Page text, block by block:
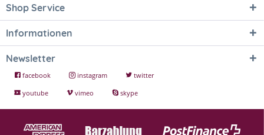
Shop Service
Informationen
Newsletter
facebook instagram
twitter
youtube
vimeo skype